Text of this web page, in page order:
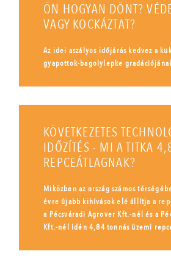
ÖN HOGYAN DÖNT?
VAGY KOCKÁZTAT?
Az idei aszályos időjárás kedvez a
gyapottok-bagolylepke
KÖVETKEZETES
IDŐZÍTÉS - MI A TITKA
REPCEÁTLAGNAK?
Miközben az ország számos
évre újabb kihívások elé állítja a
a Pécsváradi Agrover Kft.-nél és a
Kft.-nél idén 4,84 tonnás üzemi